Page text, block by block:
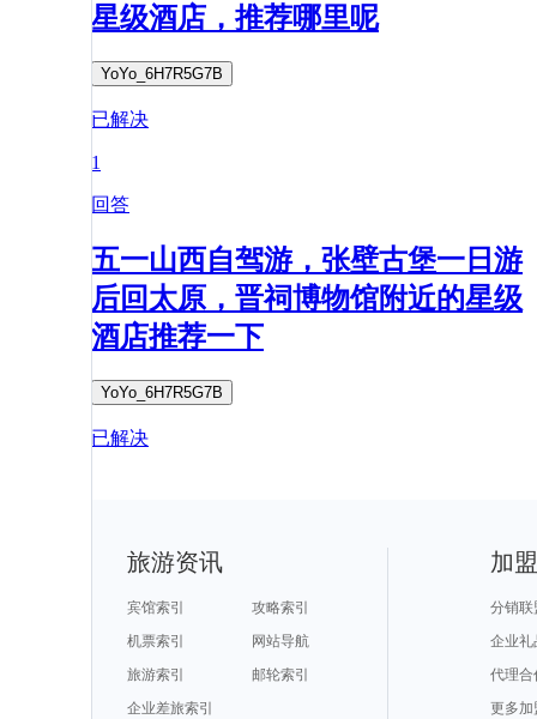
星级酒店，推荐哪里呢
YoYo_6H7R5G7B
已解决
1
回答
五一山西自驾游，张壁古堡一日游
后回太原，晋祠博物馆附近的星级
酒店推荐一下
YoYo_6H7R5G7B
已解决
旅游资讯
宾馆索引
攻略索引
机票索引
网站导航
旅游索引
邮轮索引
企业差旅索引
加
分销联
企业礼
代理合
更多加